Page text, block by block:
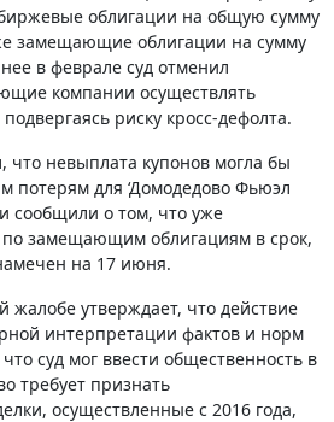
биржевые облигации на общую сумму
замещающие облигации на сумму
в феврале суд отменил
компании осуществлять
риску кросс-дефолта.
что невыплата купонов могла бы
потерям для ‘Домодедово Фьюэл
сообщили о том, что уже
замещающим облигациям в срок,
на 17 июня.
жалобе утверждает, что действие
интерпретации фактов и норм
суд мог ввести общественность в
требует признать
осуществленные с 2016 года,